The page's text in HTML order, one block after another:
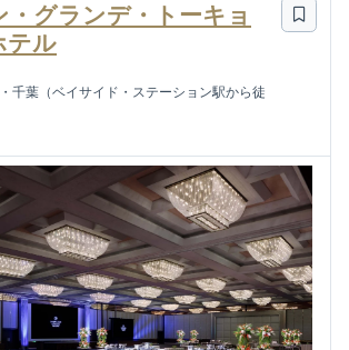
・グランデ・トーキョ
テル
千葉（ベイサイド・ステーション駅から徒